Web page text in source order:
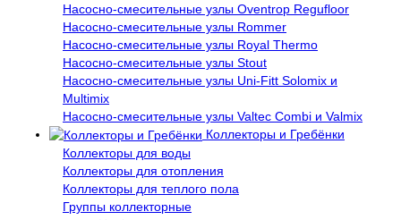
Насосно-смесительные узлы Oventrop Regufloor
Насосно-смесительные узлы Rommer
Насосно-смесительные узлы Royal Thermo
Насосно-смесительные узлы Stout
Насосно-смесительные узлы Uni-Fitt Solomix и
Multimix
Насосно-смесительные узлы Valtec Combi и Valmix
Коллекторы и Гребёнки
Коллекторы для воды
Коллекторы для отопления
Коллекторы для теплого пола
Группы коллекторные